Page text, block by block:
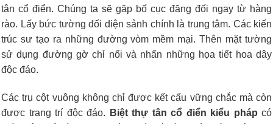
tân cổ điển. Chúng ta sẽ gặp bố cục đăng đối ngay từ hàng
rào. Lấy bức tường đối diện sảnh chính là trung tâm. Các kiến
trúc sư tạo ra những đường vòm mềm mại. Thên mặt tường
sử dụng đường gờ chỉ nổi và nhấn những họa tiết hoa dây
độc đáo.
Các trụ cột vuông không chỉ được kết cấu vững chắc mà còn
được trang trí độc đáo.
Biệt thự tân cổ điển kiểu pháp có